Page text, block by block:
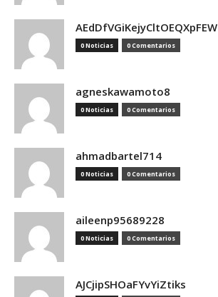
AEdDfVGiKejyCltOEQXpFEW
0 Noticias 0 Comentarios
agneskawamoto8
0 Noticias 0 Comentarios
ahmadbartel714
0 Noticias 0 Comentarios
aileenp95689228
0 Noticias 0 Comentarios
AJCjipSHOaFYvYiZtiks